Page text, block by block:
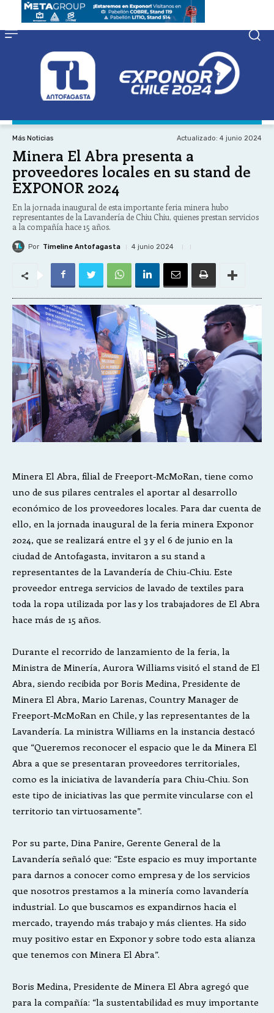
Más Noticias Actualizado: 4 junio 2024
Minera El Abra presenta a
proveedores locales en su stand de
EXPONOR 2024
En la jornada inaugural de esta importante feria minera hubo
representantes de la Lavandería de Chiu Chiu, quienes prestan servicios
a la compañía hace 15 años.
Por Timeline Antofagasta 4 junio 2024
Minera El Abra, filial de Freeport-McMoRan, tiene como
uno de sus pilares centrales el aportar al desarrollo
económico de los proveedores locales. Para dar cuenta de
ello, en la jornada inaugural de la feria minera Exponor
2024, que se realizará entre el 3 y el 6 de junio en la
ciudad de Antofagasta, invitaron a su stand a
representantes de la Lavandería de Chiu-Chiu. Este
proveedor entrega servicios de lavado de textiles para
toda la ropa utilizada por las y los trabajadores de El Abra
hace más de 15 años.
Durante el recorrido de lanzamiento de la feria, la
Ministra de Minería, Aurora Williams visitó el stand de El
Abra, siendo recibida por Boris Medina, Presidente de
Minera El Abra, Mario Larenas, Country Manager de
Freeport-McMoRan en Chile, y las representantes de la
Lavandería. La ministra Williams en la instancia destacó
que “Queremos reconocer el espacio que le da Minera El
Abra a que se presentaran proveedores territoriales,
como es la iniciativa de lavandería para Chiu-Chiu. Son
este tipo de iniciativas las que permite vincularse con el
territorio tan virtuosamente”.
Por su parte, Dina Panire, Gerente General de la
Lavandería señaló que: “Este espacio es muy importante
para darnos a conocer como empresa y de los servicios
que nosotros prestamos a la minería como lavandería
industrial. Lo que buscamos es expandirnos hacia el
mercado, trayendo más trabajo y más clientes. Ha sido
muy positivo estar en Exponor y sobre todo esta alianza
que tenemos con Minera El Abra”.
Boris Medina, Presidente de Minera El Abra agregó que
para la compañía: “la sustentabilidad es muy importante